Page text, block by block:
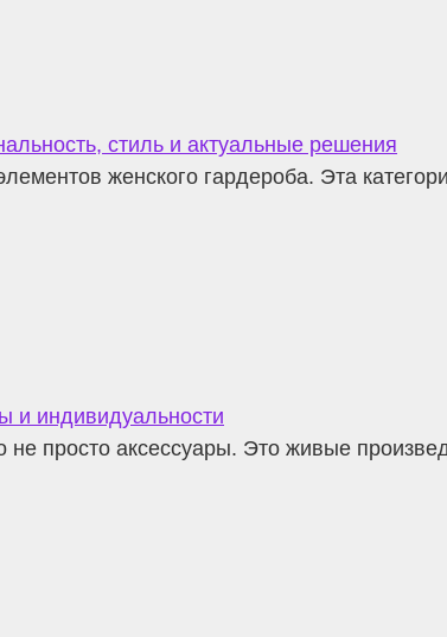
стиль и актуальные решения
женского гардероба. Эта
и индивидуальности
просто аксессуары. Это живые